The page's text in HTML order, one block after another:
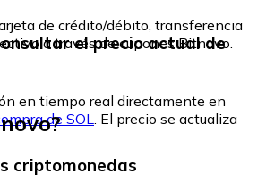
de crédito/débito, transferencia
a través de cupones Bitnovo.
el precio actual de
en tiempo real directamente en
de SOL. El precio se actualiza
criptomonedas